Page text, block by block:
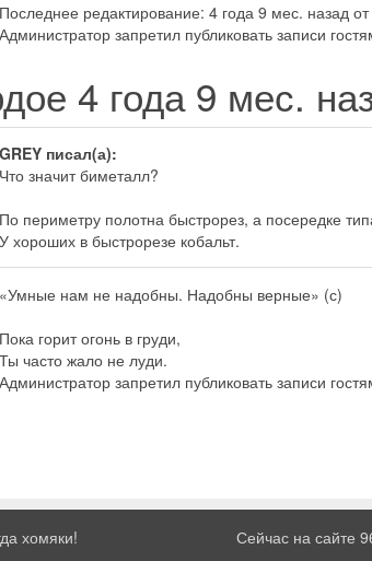
Последнее редактирование: 4 года 9 мес. назад от
Администратор запретил публиковать записи
4 года 9 мес.
GREY писал(а):
Что значит биметалл?
По периметру полотна быстрорез, а посередке
У хороших в быстрорезе кобальт.
«Умные нам не надобны. Надобны верные» (с)
Пока горит огонь в груди,
Ты часто жало не луди.
Администратор запретил публиковать записи
хомяки! Сейчас на сайте